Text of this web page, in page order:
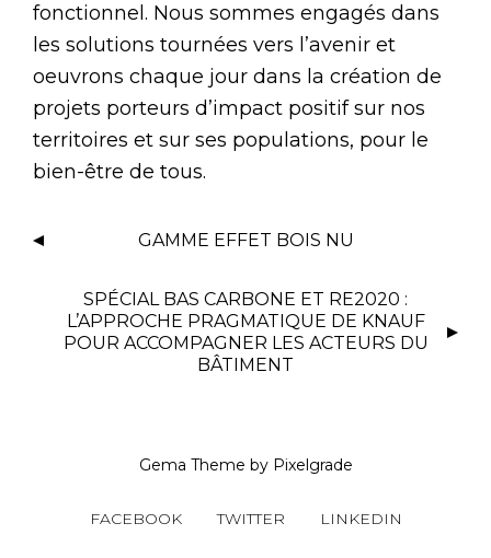
fonctionnel. Nous sommes engagés dans
les solutions tournées vers l’avenir et
oeuvrons chaque jour dans la création de
projets porteurs d’impact positif sur nos
territoires et sur ses populations, pour le
bien-être de tous.
GAMME EFFET BOIS NU
SPÉCIAL BAS CARBONE ET RE2020 :
L’APPROCHE PRAGMATIQUE DE KNAUF
POUR ACCOMPAGNER LES ACTEURS DU
BÂTIMENT
Gema Theme by Pixelgrade
FACEBOOK TWITTER LINKEDIN